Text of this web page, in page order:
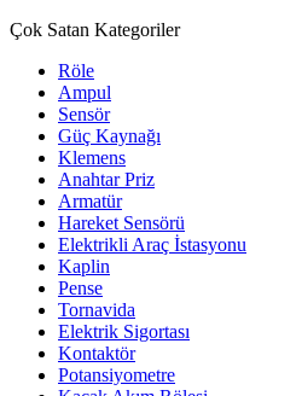
Çok Satan Kategoriler
Röle
Ampul
Sensör
Güç Kaynağı
Klemens
Anahtar Priz
Armatür
Hareket Sensörü
Elektrikli Araç İstasyonu
Kaplin
Pense
Tornavida
Elektrik Sigortası
Kontaktör
Potansiyometre